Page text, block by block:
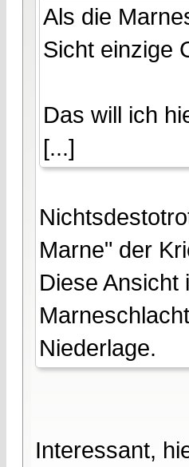
Als die
Sicht einzige
Das will ich
[...]
Marne" der
Diese
Niederlage.
Interessant,